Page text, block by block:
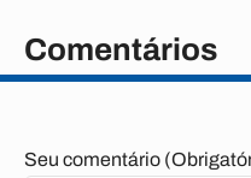
Comentários
Seu comentário